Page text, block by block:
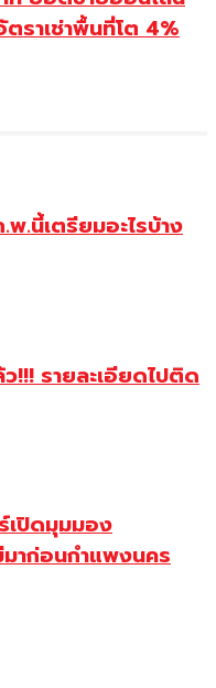
ราเช่าพื้นที่โต 4%
พ.นี้เตรียมอะไรบ้าง
!!! รายละเอียดไปติด
เปิดมุมมอง
มาก่อนกำแพงนคร